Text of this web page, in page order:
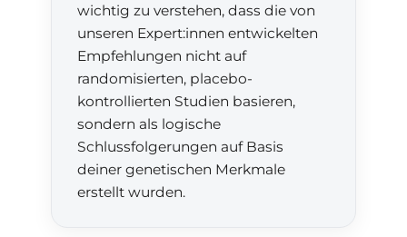
wichtig zu verstehen, dass die von
unseren Expert:innen entwickelten
Empfehlungen nicht auf
randomisierten, placebo-
kontrollierten Studien basieren,
sondern als logische
Schlussfolgerungen auf Basis
deiner genetischen Merkmale
erstellt wurden.